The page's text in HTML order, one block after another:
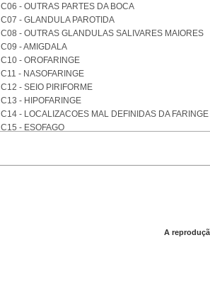
C06 - OUTRAS PARTES DA BOCA
C07 - GLANDULA PAROTIDA
C08 - OUTRAS GLANDULAS SALIVARES MAIORES
C09 - AMIGDALA
C10 - OROFARINGE
C11 - NASOFARINGE
C12 - SEIO PIRIFORME
C13 - HIPOFARINGE
C14 - LOCALIZACOES MAL DEFINIDAS DA FARINGE
C15 - ESOFAGO
C18 - COLON
A